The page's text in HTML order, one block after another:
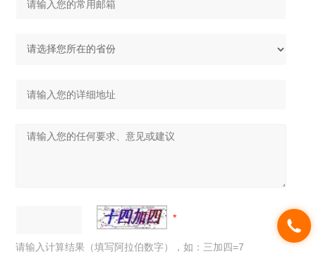
请输入计算结果（填写阿拉伯数字），如：三加四=7